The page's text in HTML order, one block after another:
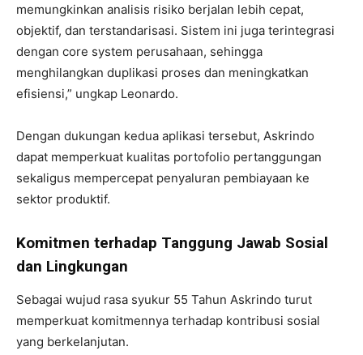
memungkinkan analisis risiko berjalan lebih cepat,
objektif, dan terstandarisasi. Sistem ini juga terintegrasi
dengan core system perusahaan, sehingga
menghilangkan duplikasi proses dan meningkatkan
efisiensi,” ungkap Leonardo.
Dengan dukungan kedua aplikasi tersebut, Askrindo
dapat memperkuat kualitas portofolio pertanggungan
sekaligus mempercepat penyaluran pembiayaan ke
sektor produktif.
Komitmen terhadap Tanggung Jawab Sosial
dan Lingkungan
Sebagai wujud rasa syukur 55 Tahun Askrindo turut
memperkuat komitmennya terhadap kontribusi sosial
yang berkelanjutan.